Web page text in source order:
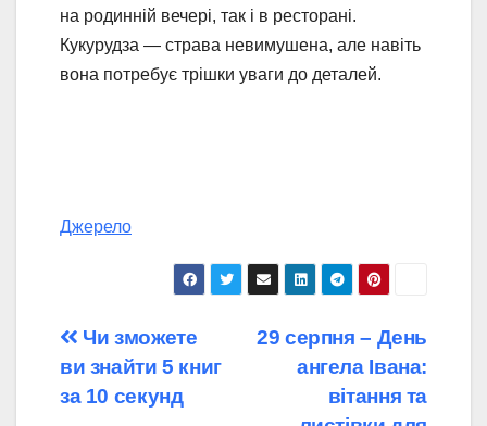
на родинній вечері, так і в ресторані.
Кукурудза — страва невимушена, але навіть
вона потребує трішки уваги до деталей.
Джерело
Навігація
записів
29 серпня – День
ангела Івана:
вітання та
Чи зможете
ви знайти 5 книг
за 10 секунд